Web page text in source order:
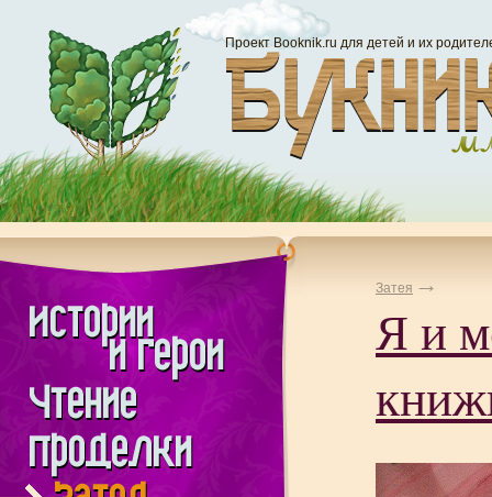
Проект Booknik.ru для детей и их
Затея
Я и